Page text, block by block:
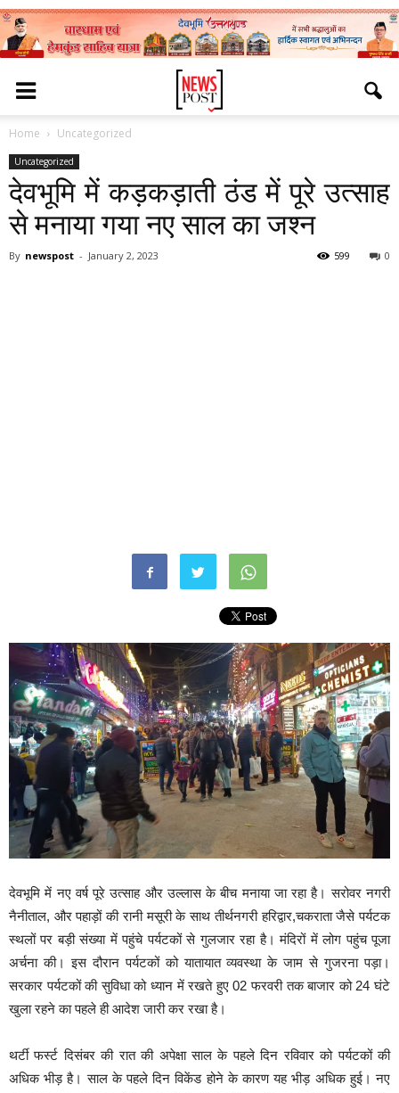
Home Uncategorized
Uncategorized
देवभूमि में कड़कड़ाती ठंड में पूरे उत्साह
से मनाया गया नए साल का जश्न
By newspost - January 2, 2023 0
599
देवभूमि में नए वर्ष पूरे उत्साह और उल्लास के बीच मनाया जा रहा है। सरोवर नगरी
नैनीताल, और पहाड़ों की रानी मसूरी के साथ तीर्थनगरी हरिद्वार,चकराता जैसे पर्यटक
स्थलों पर बड़ी संख्या में पहुंचे पर्यटकों से गुलजार रहा है। मंदिरों में लोग पहुंच पूजा
अर्चना की। इस दौरान पर्यटकों को यातायात व्यवस्था के जाम से गुजरना पड़ा।
सरकार पर्यटकों की सुविधा को ध्यान में रखते हुए 02 फरवरी तक बाजार को 24 घंटे
खुला रहने का पहले ही आदेश जारी कर रखा है।
थर्टी फर्स्ट दिसंबर की रात की अपेक्षा साल के पहले दिन रविवार को पर्यटकों की
अधिक भीड़ है। साल के पहले दिन विकेंड होने के कारण यह भीड़ अधिक हुई। नए